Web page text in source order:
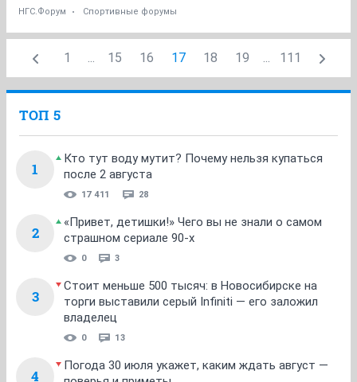
НГС.Форум Спортивные форумы
1 ... 15 16 17 18 19 ... 111
ТОП 5
1
Кто тут воду мутит? Почему нельзя купаться
после 2 августа
17 411 28
2
«Привет, детишки!» Чего вы не знали о самом
страшном сериале 90-х
0 3
3
Стоит меньше 500 тысяч: в Новосибирске на
торги выставили серый Infiniti — его заложил
владелец
0 13
4
Погода 30 июля укажет, каким ждать август —